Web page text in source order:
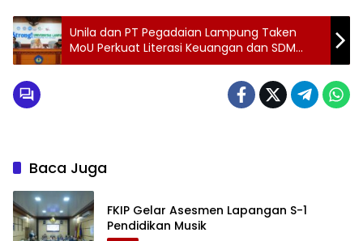
Unila dan PT Pegadaian Lampung Taken
MoU Perkuat Literasi Keuangan dan SDM
Kampus
Baca Juga
FKIP Gelar Asesmen Lapangan S-1
Pendidikan Musik